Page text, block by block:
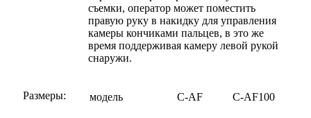
съемки, оператор может поместить
правую руку в накидку для управления
камеры кончиками пальцев, в это же
время поддерживая камеру левой рукой
снаружи.
Размеры: модель C-AF C-AF100